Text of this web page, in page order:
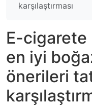
karşılaştırması
E-cigarete
en iyi
önerileri